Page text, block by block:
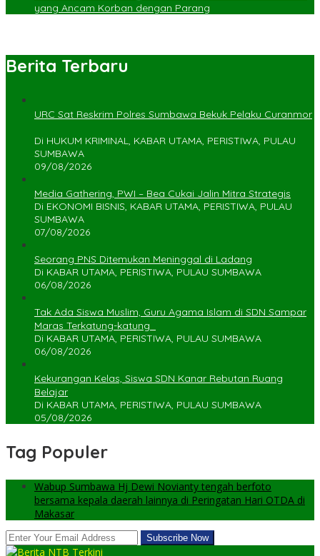
yang Ancam Korban dengan Parang
Berita Terbaru
URC Sat Reskrim Polres Sumbawa Bekuk Pelaku Curanmor
Di HUKUM KRIMINAL, KABAR UTAMA, PERISTIWA, PULAU
SUMBAWA
09/08/2026
Media Gathering, PWI – Bea Cukai Jalin Mitra Strategis
Di EKONOMI BISNIS, KABAR UTAMA, PERISTIWA, PULAU
SUMBAWA
07/08/2026
Seorang PNS Ditemukan Meninggal di Ladang
Di KABAR UTAMA, PERISTIWA, PULAU SUMBAWA
06/08/2026
Tak Ada Siswa Muslim, Guru Agama Islam di SDN Sampar
Maras Terkatung-katung ‎
Di KABAR UTAMA, PERISTIWA, PULAU SUMBAWA
06/08/2026
Kekurangan Kelas, Siswa SDN Kanar Rebutan Ruang
Belajar
Di KABAR UTAMA, PERISTIWA, PULAU SUMBAWA
05/08/2026
Tag Populer
Wabup Sumbawa Hj Dewi Novianty tengah berfoto
bersama kepala daerah lainnya di Peringatan Hari OTDA di
Makasar